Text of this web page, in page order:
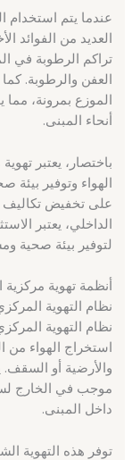
عندما يتم استخدام
العديد من الفوائد
تراكم الرطوبة في
العفن والرطوبة.
الموزع بمرونة،
أنحاء المبنى.
باختصار، يعتبر
الهواء وتوفير
على تخفيض تكاليف
الداخلي، يعتبر
لتوفير بيئة صحية
أنظمة تهوية مركزية
نظام التهوية
نظام التهوية
استخراج الهواء
والأرضية أو
موجب في الخارج
داخل المبنى.
توفر هذه التهوية